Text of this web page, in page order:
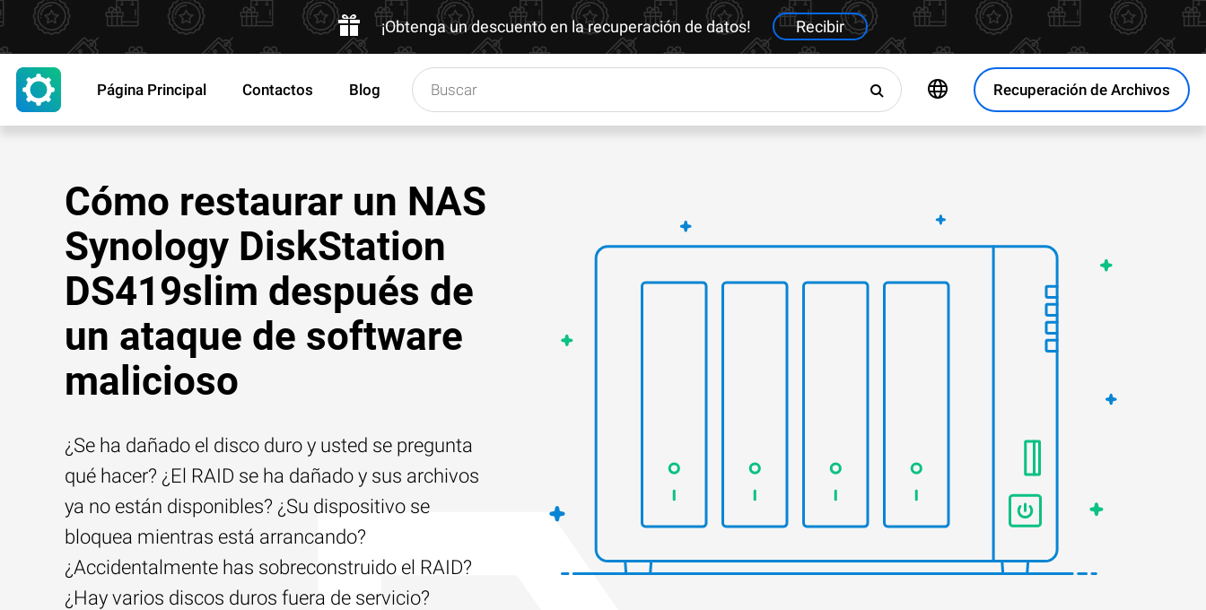
¡Obtenga un descuento en la recuperación de datos! Recibir
Recuperación de Archivos
Página Principal Contactos Blog
Cómo restaurar un NAS
Synology DiskStation
DS419slim después de
un ataque de software
malicioso
¿Se ha dañado el disco duro y usted se pregunta
qué hacer? ¿El RAID se ha dañado y sus archivos
ya no están disponibles? ¿Su dispositivo se
bloquea mientras está arrancando?
¿Accidentalmente has sobreconstruido el RAID?
¿Hay varios discos duros fuera de servicio?